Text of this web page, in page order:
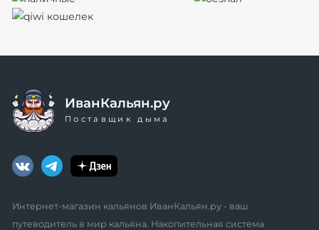
ИванКальян.ру
Поставщик дыма
Интернет-магазин кальянов ИванКальян.ру - ваш
путеводитель в мир кальяна. Накопительная система